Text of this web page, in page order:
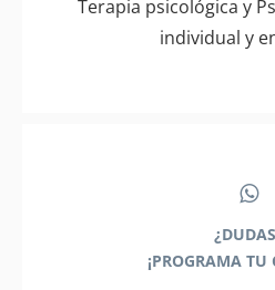
Terapia psicológica y
individual y
¡PROGRAMA TU